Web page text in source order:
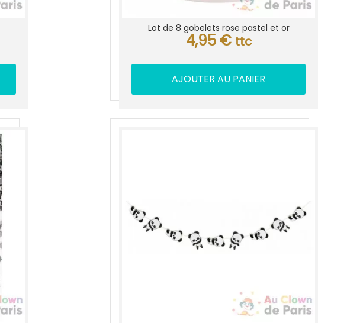
Lot de 8 gobelets rose pastel et or
4,95 € ttc
AJOUTER AU PANIER